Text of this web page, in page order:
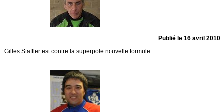
Publié le 16 avril 2010
Gilles Staffler est contre la superpole nouvelle formule